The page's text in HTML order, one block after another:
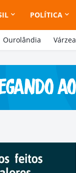
POLÍTICA
Ourolândia